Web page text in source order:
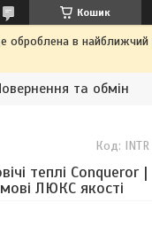
Кошик
оброблена в
та обмін
теплі Conqueror
ЛЮКС якості
Код: